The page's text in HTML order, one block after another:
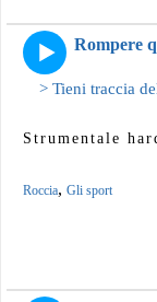
Rompere
> Tieni traccia
Strumentale
Roccia, Gli sport